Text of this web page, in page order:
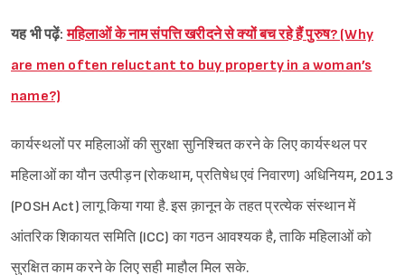
Sign in
यह भी पढ़ें:महिलाओं के नाम संपत्ति खरीदने से क्यों बच रहे हैं पुरुष? (Why
are men often reluctant to buy property in a woman’s
name?)
कार्यस्थलों पर महिलाओं की सुरक्षा सुनिश्‍चित करने के लिए कार्यस्थल पर
महिलाओं का यौन उत्पीड़न (रोकथाम, प्रतिषेध एवं निवारण) अधिनियम, 2013
(POSH Act) लागू किया गया है. इस क़ानून के तहत प्रत्येक संस्थान में
आंतरिक शिकायत समिति (ICC) का गठन आवश्यक है, ताकि महिलाओं को
सुरक्षित काम करने के लिए सही माहौल मिल सके.